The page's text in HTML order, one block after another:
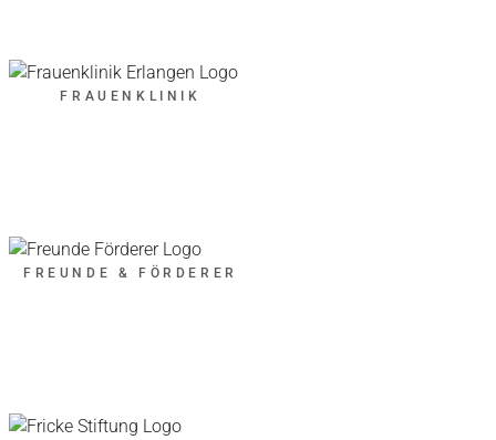
FRAUENKLINIK
FREUNDE & FÖRDERER